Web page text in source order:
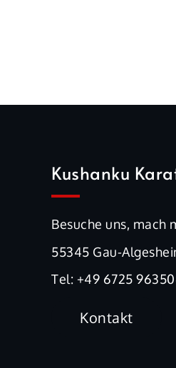
Kushanku
Besuche uns, mach
55345 Gau-
Tel: +49 6725
Kontakt